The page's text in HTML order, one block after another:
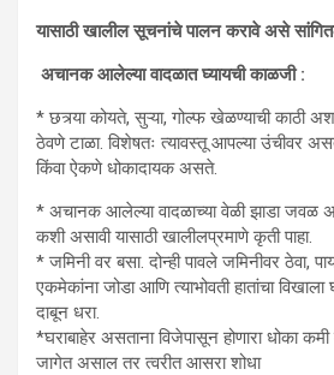
यासाठी खालील सूचनांचे पालन करावे असे
अचानक आलेल्या वादळात घ्यायची काळजी :
* छत्र्या कोयते, सुऱ्या, गोल्फ खेळण्याची काठी
ठेवणे टाळा. विशेषतः त्यावस्तू आपल्या उंचीवर
किंवा ऐकणे धोकादायक असते.
* अचानक आलेल्या वादळाच्या वेळी झाडा जवळ
कशी असावी यासाठी खालीलप्रमाणे कृती पाहा.
* जमिनी वर बसा. दोन्ही पावले जमिनीवर ठेवा,
एकमेकांना जोडा आणि त्याभोवती हातांचा
दाबून धरा.
*घराबाहेर असताना विजेपासून होणारा धोका कमी
जागेत असाल तर त्वरीत आसरा शोधा